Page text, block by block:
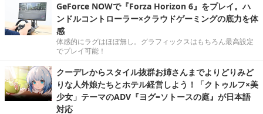
GeForce NOWで『Forza Horizon 6』をプレイ。ハ
ンドルコントローラー×クラウドゲーミングの底力を体
感
体感的にラグはほぼ無し。グラフィックスはもちろん最高設定
でプレイ可能！
クーデレからスタイル抜群お姉さんまでよりどりみど
りな人外娘たちとホテル経営しよう！「クトゥルフ×美
少女」テーマのADV『ヨグ=ソトースの庭』が日本語
対応